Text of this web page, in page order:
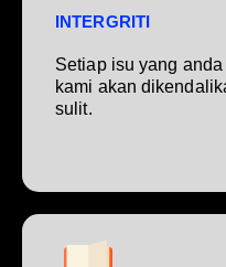
INTERGRITI
Setiap isu yang
kami akan
sulit.